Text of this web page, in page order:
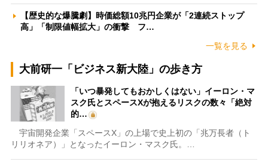
【歴史的な爆騰劇】時価総額10兆円企業が「2連続ストップ
高」「制限値幅拡大」の衝撃 フ…
一覧を見る
大前研一「ビジネス新大陸」の歩き方
「いつ暴発してもおかしくはない」イーロン・マ
スク氏とスペースXが抱えるリスクの数々「絶対
的…
宇宙開発企業「スペースX」の上場で史上初の「兆万長者（ト
リリオネア）」となったイーロン・マスク氏。…